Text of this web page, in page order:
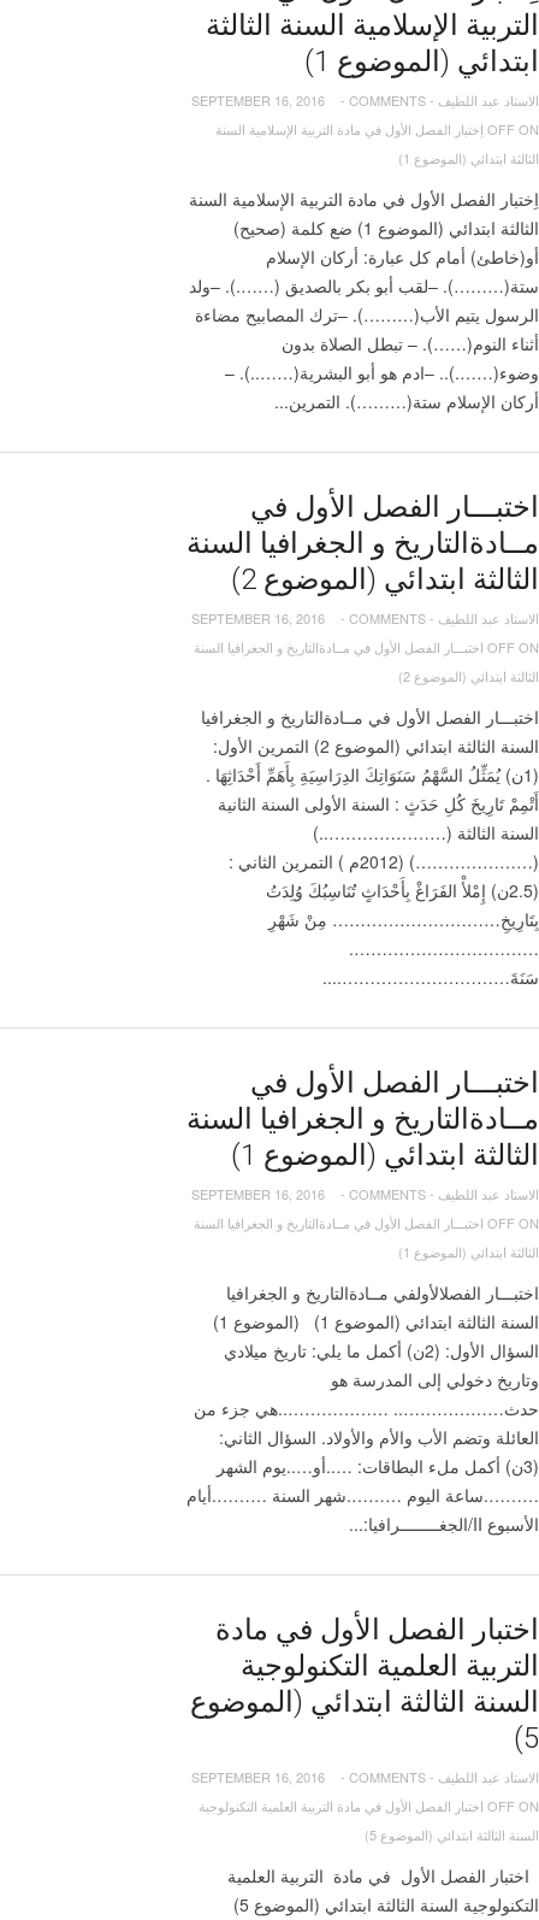
التربية الإسلامية السنة الثالثة
ابتدائي (الموضوع 1)
الاستاد عبد اللطيف -
SEPTEMBER 16, 2016 - COMMENTS
OFF ON اِختبار الفصل الأول في مادة التربية الإسلامية السنة
الثالثة ابتدائي (الموضوع 1)
اِختبار الفصل الأول في مادة التربية الإسلامية السنة
الثالثة ابتدائي (الموضوع 1) ضع كلمة (صحيح)
أو(خاطئ) أمام كل عبارة: أركان الإسلام
ستة(………). –لقب أبو بكر بالصديق (…….). –ولد
الرسول يتيم الأب(………). –ترك المصابيح مضاءة
أثناء النوم(……). – تبطل الصلاة بدون
وضوء(…….).. –ادم هو أبو البشرية(……..). –
أركان الإسلام ستة(………). التمرين...
اختبـــار الفصل الأول في
مــادةالتاريخ و الجغرافيا السنة
الثالثة ابتدائي (الموضوع 2)
الاستاد عبد اللطيف -
SEPTEMBER 16, 2016 - COMMENTS
OFF ON اختبـــار الفصل الأول في مــادةالتاريخ و الجغرافيا السنة
الثالثة ابتدائي (الموضوع 2)
اختبـــار الفصل الأول في مــادةالتاريخ و الجغرافيا
السنة الثالثة ابتدائي (الموضوع 2) التمرين الأول:
(1ن) يُمَثِّلُ السَّهْمُ سَنَوَاتِكَ الدِرَاسِيَةِ بِأَهَمِّ أَحْدَاثِهَا .
أَتْمِمْ تَارِيخَ كُلِ حَدَثٍ : السنة الأولى السنة الثانية
السنة الثالثة (…………………..)
(…………………) (2012م ) التمرين الثاني :
(2.5ن) إِمْلأْ الفَرَاغْ بِأَحْدَاثٍ تُنَاسِبُكَ وُلِدَتُ
بِتَارِيخِ………………………… مِنْ شَهْرِ
…………………………….
سَنَةَ…………………………....
اختبـــار الفصل الأول في
مــادةالتاريخ و الجغرافيا السنة
الثالثة ابتدائي (الموضوع 1)
الاستاد عبد اللطيف -
SEPTEMBER 16, 2016 - COMMENTS
OFF ON اختبـــار الفصل الأول في مــادةالتاريخ و الجغرافيا السنة
الثالثة ابتدائي (الموضوع 1)
اختبـــار الفصلالأولفي مــادةالتاريخ و الجغرافيا
السنة الثالثة ابتدائي (الموضوع 1) (الموضوع 1)
السؤال الأول: (2ن) أكمل ما يلي: تاريخ ميلادي
وتاريخ دخولي إلى المدرسة هو
حدث……………….. ………………..هي جزء من
العائلة وتضم الأب والأم والأولاد. السؤال الثاني:
(3ن) أكمل ملء البطاقات: …..أو…..يوم الشهر
……….ساعة اليوم ……….شهر السنة ……….أيام
الأسبوع II/الجغــــــــرافيا:...
اختبار الفصل الأول في مادة
التربية العلمية التكنولوجية
السنة الثالثة ابتدائي (الموضوع
5)
الاستاد عبد اللطيف -
SEPTEMBER 16, 2016 - COMMENTS
OFF ON اختبار الفصل الأول في مادة التربية العلمية التكنولوجية
السنة الثالثة ابتدائي (الموضوع 5)
اختبار الفصل الأول في مادة التربية العلمية
التكنولوجية السنة الثالثة ابتدائي (الموضوع 5)